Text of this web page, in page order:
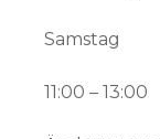
Samstag
11:00 – 13:00